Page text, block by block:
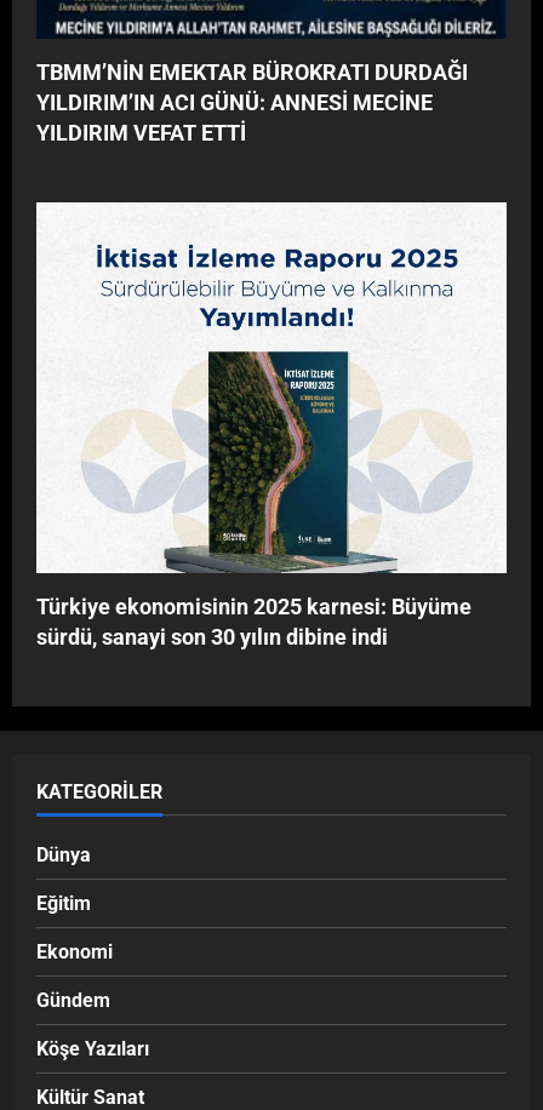
TBMM’NİN EMEKTAR BÜROKRATI DURDAĞI
YILDIRIM’IN ACI GÜNÜ: ANNESİ MECİNE
YILDIRIM VEFAT ETTİ
Türkiye ekonomisinin 2025 karnesi: Büyüme
sürdü, sanayi son 30 yılın dibine indi
KATEGORILER
Dünya
Eğitim
Ekonomi
Gündem
Köşe Yazıları
Kültür Sanat